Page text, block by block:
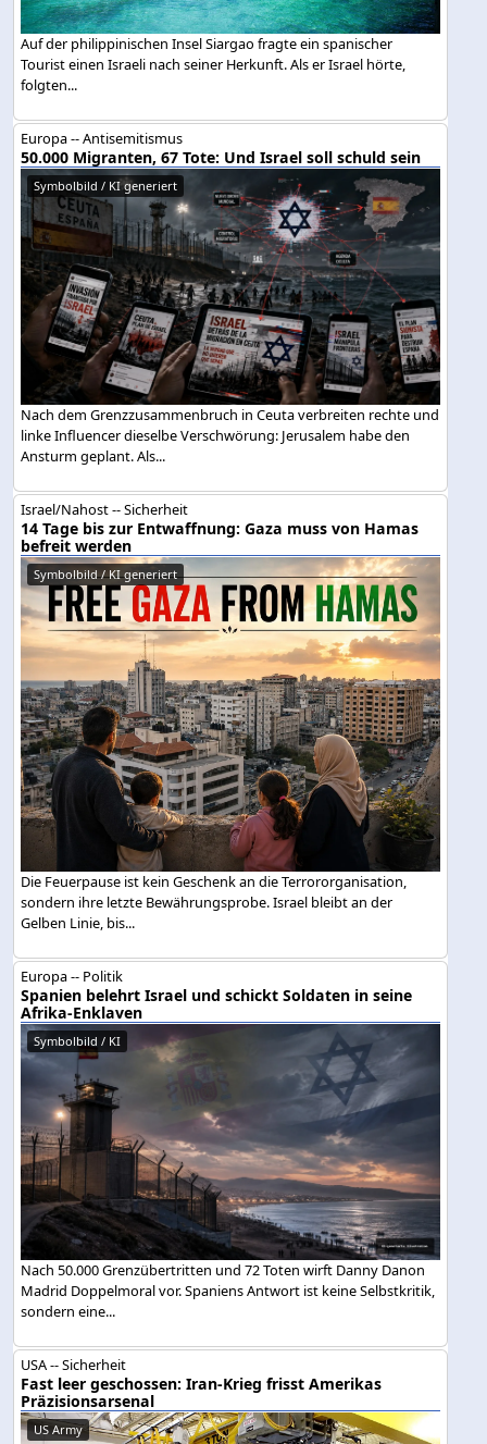
Auf der philippinischen Insel Siargao fragte ein spanischer
Tourist einen Israeli nach seiner Herkunft. Als er Israel hörte,
folgten...
Europa -- Antisemitismus
50.000 Migranten, 67 Tote: Und Israel soll schuld sein
Symbolbild / KI generiert
Nach dem Grenzzusammenbruch in Ceuta verbreiten rechte und
linke Influencer dieselbe Verschwörung: Jerusalem habe den
Ansturm geplant. Als...
Israel/Nahost -- Sicherheit
14 Tage bis zur Entwaffnung: Gaza muss von Hamas
befreit werden
Symbolbild / KI generiert
Die Feuerpause ist kein Geschenk an die Terrororganisation,
sondern ihre letzte Bewährungsprobe. Israel bleibt an der
Gelben Linie, bis...
Europa -- Politik
Spanien belehrt Israel und schickt Soldaten in seine
Afrika-Enklaven
Symbolbild / KI
Nach 50.000 Grenzübertritten und 72 Toten wirft Danny Danon
Madrid Doppelmoral vor. Spaniens Antwort ist keine Selbstkritik,
sondern eine...
USA -- Sicherheit
Fast leer geschossen: Iran-Krieg frisst Amerikas
Präzisionsarsenal
US Army